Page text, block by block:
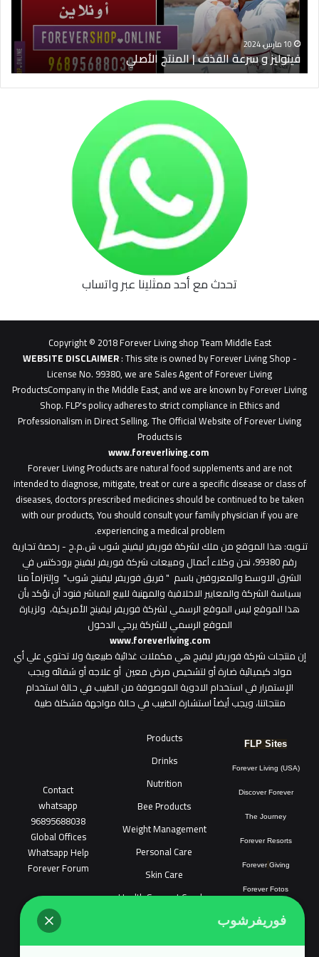
الأصلي
10 مارس، 2024
فيتوليز و سرعة القذف | المنتج الأصلي
تحدث مع أحد ممثلينا عبر واتساب
Copyright © 2018 Forever Living shop Team Middle East
WEBSITE DISCLAIMER: This site is owned by Forever Living Shop -
License No. 99380, we are Sales Agent of Forever Living
ProductsCompany in the Middle East, and we are known by Forever Living
Shop. FLP's policy adheres to strict compliance in Ethics and
Professionalism in Direct Selling. The Official Website of Forever Living
Products is
www.foreverliving.com
Forever Living Products are natural food supplements and are not
intended to diagnose, mitigate, treat or cure a specific disease or class of
diseases, doctors prescribed medicines should be continued to be taken
with our products, You should consult your family physician if you are
experiencing a medical problem.
تنـويه: هذا الموقع من ملك لشركة فوريفر ليفينج شوب ش.م.ح - رخصة تجارية
رقم 99380، نحن وكلاء أعمال ومبيعات شركة فوريفر لبفينج برودكتس في
الشرق الاوسط والمعروفين باسم " فريق فوريفر ليفينج شوب" وإلتزاماً منا
بسياسة الشركة والمعايير الاخلاقية والمهنية للبيع المباشر فنود أن نؤكد بأن
هذا الموقع ليس الموقع الرسمي لشركة فوريفر ليفينج الأمريكية، ولزيارة
الموقع الرسمي للشركة يرجي الدخول
www.foreverliving.com
​إن منتجات شركة فوريفر ليفيج هي مكملات غذائية طبيعية ولا تحتوي علي أي
مواد كيميائية ضارة أو لتشخيص مرض معين أو علاجه أو شفائه ويجب
الإستمرار في استخدام الادوية الموصوفة من الطبيب في حالة استخدام
منتجاتنا، ويجب أيضاً استشارة الطبيب في حالة مواجهة مشكلة طبية
FLP Sites
Forever Living (USA)
Discover Forever
The Journey
Forever Resorts
Forever Giving
Forever Fotos
Products
Drinks
Nutrition
Bee Products
Weight Management
Personal Care
Skin Care
Health Support Combo
Contact
whatsapp
96895688038
Global Offices
Whatsapp Help
Forever Forum
فوريفرشوب